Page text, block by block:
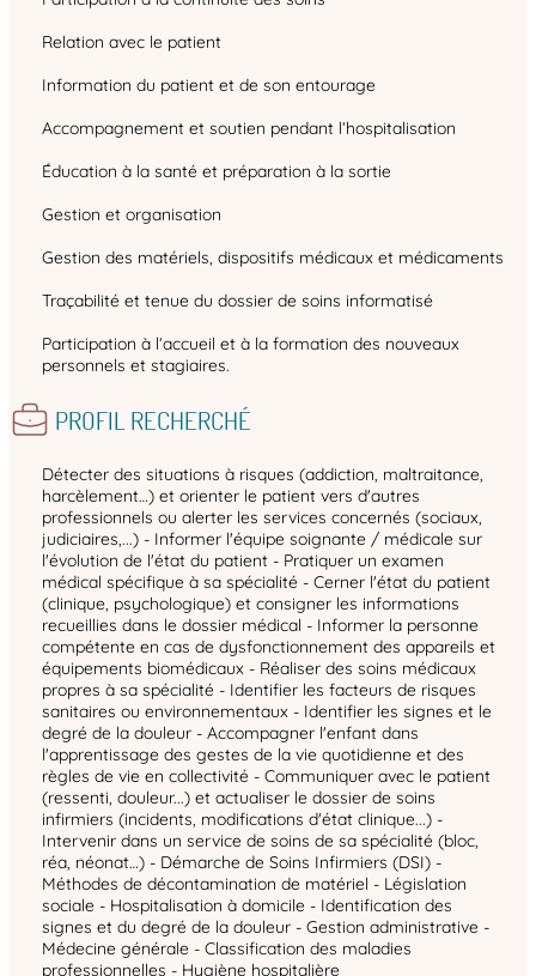
Relation avec le patient
Information du patient et de son entourage
Accompagnement et soutien pendant l’hospitalisation
Éducation à la santé et préparation à la sortie
Gestion et organisation
Gestion des matériels, dispositifs médicaux et médicaments
Traçabilité et tenue du dossier de soins informatisé
Participation à l’accueil et à la formation des nouveaux
personnels et stagiaires.
PROFIL RECHERCHÉ
Détecter des situations à risques (addiction, maltraitance,
harcèlement…) et orienter le patient vers d'autres
professionnels ou alerter les services concernés (sociaux,
judiciaires,...) - Informer l'équipe soignante / médicale sur
l'évolution de l'état du patient - Pratiquer un examen
médical spécifique à sa spécialité - Cerner l'état du patient
(clinique, psychologique) et consigner les informations
recueillies dans le dossier médical - Informer la personne
compétente en cas de dysfonctionnement des appareils et
équipements biomédicaux - Réaliser des soins médicaux
propres à sa spécialité - Identifier les facteurs de risques
sanitaires ou environnementaux - Identifier les signes et le
degré de la douleur - Accompagner l'enfant dans
l'apprentissage des gestes de la vie quotidienne et des
règles de vie en collectivité - Communiquer avec le patient
(ressenti, douleur...) et actualiser le dossier de soins
infirmiers (incidents, modifications d'état clinique...) -
Intervenir dans un service de soins de sa spécialité (bloc,
réa, néonat…) - Démarche de Soins Infirmiers (DSI) -
Méthodes de décontamination de matériel - Législation
sociale - Hospitalisation à domicile - Identification des
signes et du degré de la douleur - Gestion administrative -
Médecine générale - Classification des maladies
professionnelles - Hygiène hospitalière